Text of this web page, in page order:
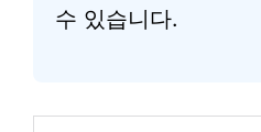
수 있습니다.